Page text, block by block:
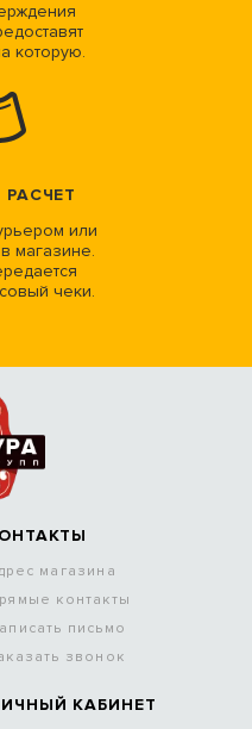
которую.
или
магазине.
чеки.
магазина
контакты
письмо
звонок
КАБИНЕТ